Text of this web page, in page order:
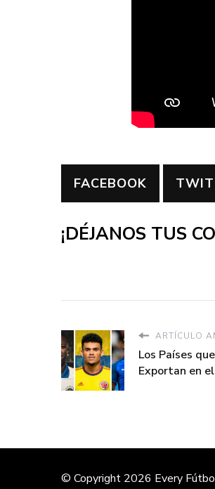
FACEBOOK
¡DÉJANOS TUS
ARTÍCULO
Los Países
Exportan en
© Copyright 2026 Every